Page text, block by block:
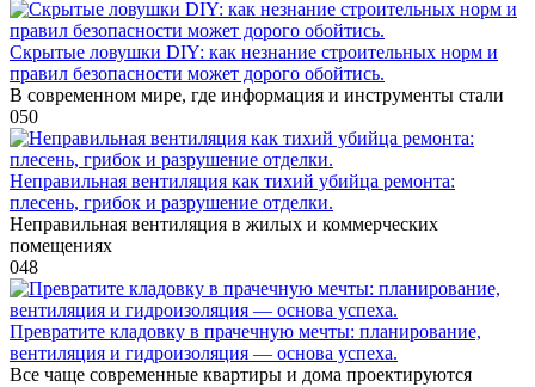
Скрытые ловушки DIY: как незнание строительных норм и
правил безопасности может дорого обойтись.
В современном мире, где информация и инструменты стали
050
Неправильная вентиляция как тихий убийца ремонта:
плесень, грибок и разрушение отделки.
Неправильная вентиляция в жилых и коммерческих
помещениях
048
Превратите кладовку в прачечную мечты: планирование,
вентиляция и гидроизоляция — основа успеха.
Все чаще современные квартиры и дома проектируются